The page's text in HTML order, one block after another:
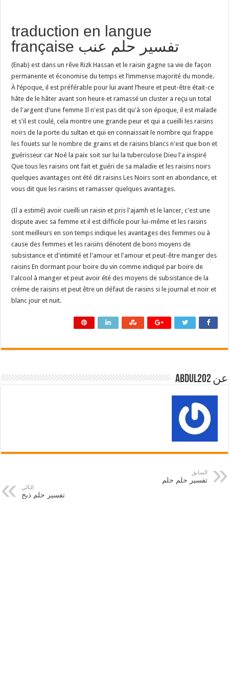
traduction en langue
française تفسير حلم عنب
(Enab) est dans un rêve Rizk Hassan et le raisin gagne sa vie de façon
permanente et économise du temps et l’immense majorité du monde.
À l’époque, il est préférable pour lui avant l’heure et peut-être était-ce
hâte de le hâter avant son heure et ramassé un cluster a reçu un total
de l'argent d'une femme Il n'est pas dit qu'à son époque, il est malade
et s'il est coulé, cela montre une grande peur et qui a cueilli les raisins
noirs de la porte du sultan et qui en connaissait le nombre qui frappe
les fouets sur le nombre de grains et de raisins blancs n'est que bon et
guérisseur car Noé la paix soit sur lui la tuberculose Dieu l'a inspiré
Que tous les raisins ont fait et guéri de sa maladie et les raisins noirs
quelques avantages ont été dit raisins Les Noirs sont en abondance, et
vous dit que les raisins et ramasser quelques avantages.
(Il a estimé) avoir cueilli un raisin et pris l'ajamh et le lancer, c'est une
dispute avec sa femme et il est difficile pour lui-même et les raisins
sont meilleurs en son temps indique les avantages des femmes ou à
cause des femmes et les raisins dénotent de bons moyens de
subsistance et d'intimité et l'amour et l'amour et peut-être manger des
raisins En dormant pour boire du vin comme indiqué par boire de
l'alcool à manger et peut avoir été des moyens de subsistance de la
crème de raisins et peut être un défaut de raisins si le journal et noir et
blanc jour et nuit.
عن abdul202
السابق
تفسير حلم حلم
التالي
تفسير حلم ذبح